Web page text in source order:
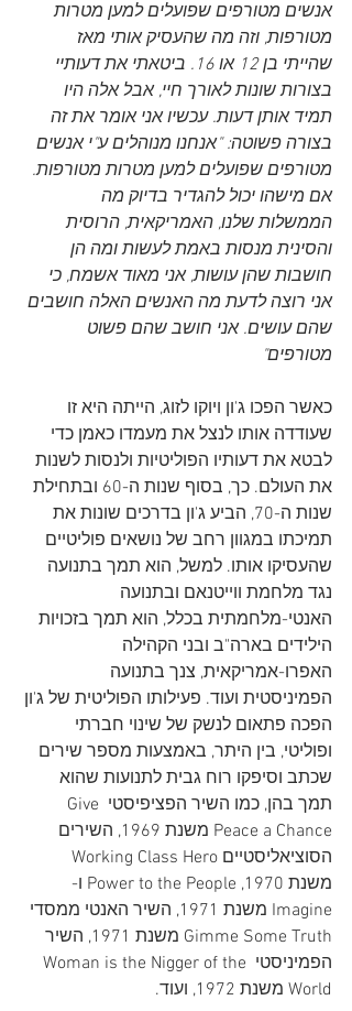
אנשים מטורפים שפועלים למען מטרות
מטורפות, וזה מה שהעסיק אותי מאז
שהייתי בן 12 או 16. ביטאתי את דעותיי
בצורות שונות לאורך חיי, אבל אלה היו
תמיד אותן דעות. עכשיו אני אומר את זה
בצורה פשוטה: "אנחנו מנוהלים ע"י אנשים
מטורפים שפועלים למען מטרות מטורפות.
אם מישהו יכול להגדיר בדיוק מה
הממשלות שלנו, האמריקאית, הרוסית
והסינית מנסות באמת לעשות ומה הן
חושבות שהן עושות, אני מאוד אשמח, כי
אני רוצה לדעת מה האנשים האלה חושבים
שהם עושים. אני חושב שהם פשוט
מטורפים"
כאשר הפכו ג'ון ויוקו לזוג, הייתה היא זו
שעודדה אותו לנצל את מעמדו כאמן כדי
לבטא את דעותיו הפוליטיות ולנסות לשנות
את העולם. כך, בסוף שנות ה-60 ובתחילת
שנות ה-70, הביע ג'ון בדרכים שונות את
תמיכתו במגוון רחב של נושאים פוליטיים
שהעסיקו אותו. למשל, הוא תמך בתנועה
נגד מלחמת ווייטנאם ובתנועה
האנטי-מלחמתית בכלל, הוא תמך בזכויות
הילידים בארה"ב ובני הקהילה
האפרו-אמריקאית, צנך בתנועה
הפמיניסטית ועוד. פעילותו הפוליטית של ג'ון
הפכה פתאום לנשק של שינוי חברתי
ופוליטי, בין היתר, באמצעות מספר שירים
שכתב וסיפקו רוח גבית לתנועות שהוא
תמך בהן, כמו השיר הפציפיסטי Give
Peace a Chance משנת 1969, השירים
משנת 1970, Power to the People ו-
Imagine משנת 1971, השיר האנטי ממסדי
Gimme Some Truth משנת 1971, השיר
הפמיניסטי Woman is the Nigger of the
World משנת 1972, ועוד.